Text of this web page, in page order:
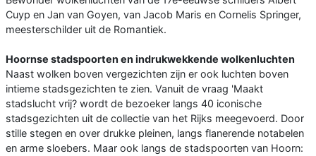
Cuyp en Jan van Goyen, van Jacob Maris en Cornelis Springer,
meesterschilder uit de Romantiek.
Hoornse stadspoorten en indrukwekkende wolkenluchten
Naast wolken boven vergezichten zijn er ook luchten boven
intieme stadsgezichten te zien. Vanuit de vraag 'Maakt
stadslucht vrij? wordt de bezoeker langs 40 iconische
stadsgezichten uit de collectie van het Rijks meegevoerd. Door
stille stegen en over drukke pleinen, langs flanerende notabelen
en arme sloebers. Maar ook langs de stadspoorten van Hoorn: